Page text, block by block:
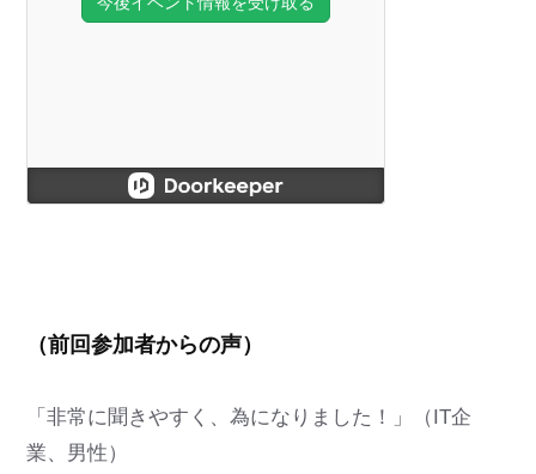
（前回参加者からの声）
「非常に聞きやすく、為になりました！」（IT企
業、男性）